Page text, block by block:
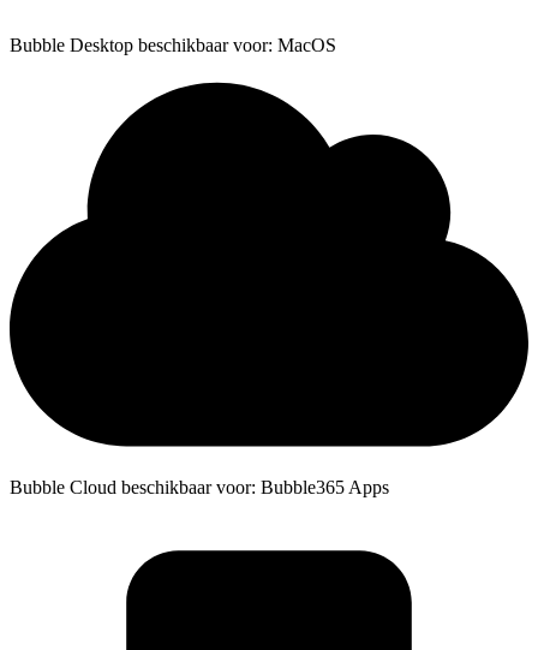
Bubble Desktop beschikbaar voor: MacOS
Bubble Cloud beschikbaar voor: Bubble365 Apps